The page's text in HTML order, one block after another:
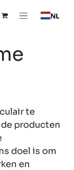
NL
te
producten
doel is om
en